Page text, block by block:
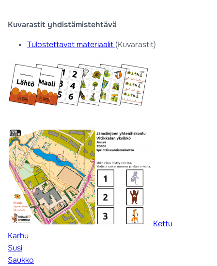
Kuvarastit yhdistämistehtävä
Tulostettavat materiaalit (Kuvarastit)
Kettu
Karhu
Susi
Saukko